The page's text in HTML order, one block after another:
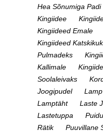
Hea Sõnumiga Padi
Kingiidee
Kingiideed Emale
Kingiideed
Pulmadeks
Kallimale
Soolaleivaks
Joogipudel
Lamp
Lamptäht
Laste
Lastetuppa
Rätik
Puuvillane